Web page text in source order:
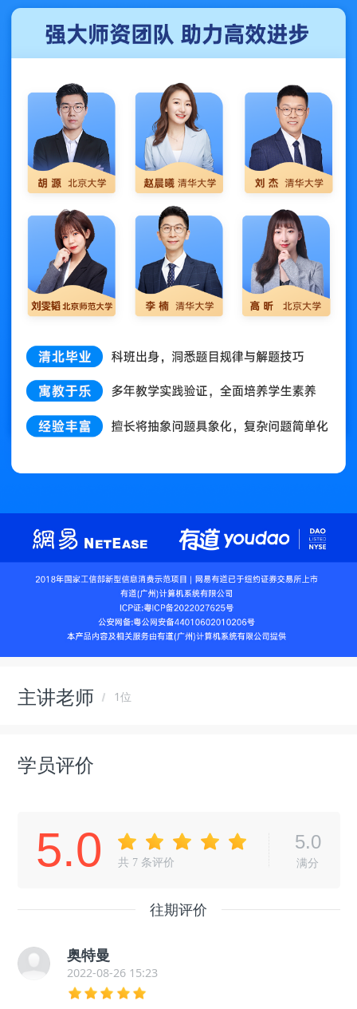
主讲老师 1位
学员评价
5.0 共 7 条评价
5.0
满分
往期评价
奥特曼
2022-08-26 15:23